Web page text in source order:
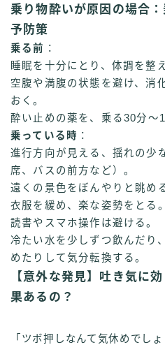
乗り物酔いが原因の場合
予防策
乗る前 ：
睡眠を十分にとり、体調を整
空腹や満腹の状態を避け、消
おく。
酔い止めの薬を、乗る30分〜
乗っている時 ：
進行方向が見える、揺れの少
席、バスの前方など）。
遠くの景色をぼんやりと眺め
衣服を緩め、楽な姿勢をとる。
読書やスマホ操作は避ける。
冷たい水を少しずつ飲んだり
めたりして気分転換する。
【意外な発見】吐き気に
果あるの？
「ツボ押しなんて気休めでし